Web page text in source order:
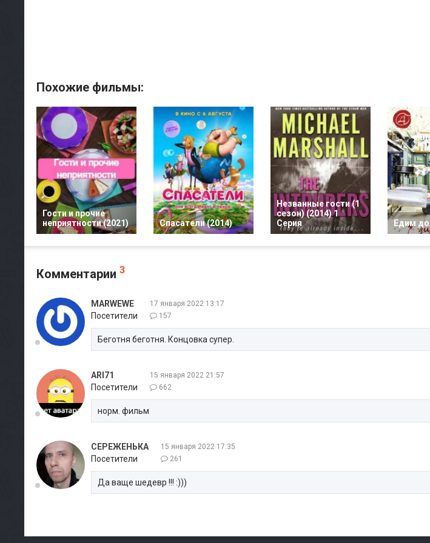
Похожие фильмы:
Гости и прочие
неприятности (2021)
Спасатели (2014)
Незванные гости (1
сезон) (2014) 1
Серия
Едим
Комментарии 3
MARWEWE
Посетители
17 января 2022 13:17
157
Беготня беготня. Концовка супер.
ARI71
Посетители
15 января 2022 21:57
662
норм. фильм
СЕРЕЖЕНЬКА
Посетители
15 января 2022 17:35
261
Да ваще шедевр !!! :)))